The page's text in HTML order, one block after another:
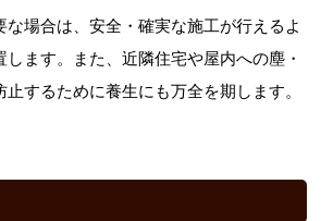
な場合は、安全・確実な施工が行えるよ
します。また、近隣住宅や屋内への塵・
するために養生にも万全を期します。